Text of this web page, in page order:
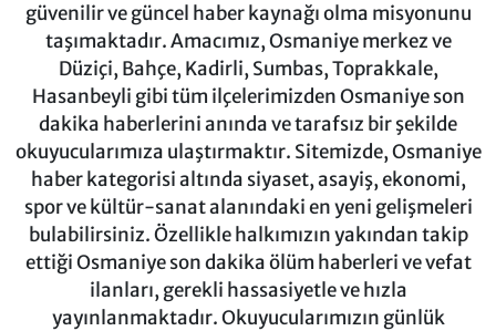
güvenilir ve güncel haber kaynağı olma misyonunu
taşımaktadır. Amacımız, Osmaniye merkez ve
Düziçi, Bahçe, Kadirli, Sumbas, Toprakkale,
Hasanbeyli gibi tüm ilçelerimizden Osmaniye son
dakika haberlerini anında ve tarafsız bir şekilde
okuyucularımıza ulaştırmaktır. Sitemizde, Osmaniye
haber kategorisi altında siyaset, asayiş, ekonomi,
spor ve kültür-sanat alanındaki en yeni gelişmeleri
bulabilirsiniz. Özellikle halkımızın yakından takip
ettiği Osmaniye son dakika ölüm haberleri ve vefat
ilanları, gerekli hassasiyetle ve hızla
yayınlanmaktadır. Okuyucularımızın günlük